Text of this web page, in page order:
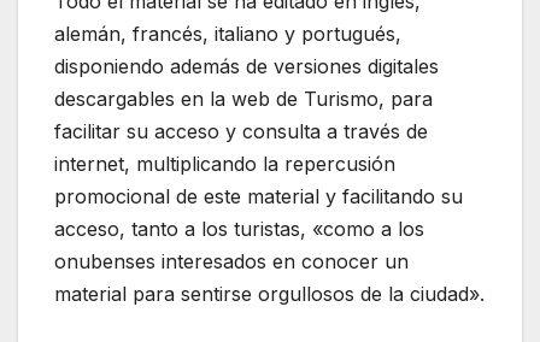
alemán, francés, italiano y portugués,
disponiendo además de versiones digitales
descargables en la web de Turismo, para
facilitar su acceso y consulta a través de
internet, multiplicando la repercusión
promocional de este material y facilitando su
acceso, tanto a los turistas, «como a los
onubenses interesados en conocer un
material para sentirse orgullosos de la ciudad».